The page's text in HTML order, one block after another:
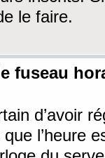
le faire.
fuseau
d’avoir
l’heure